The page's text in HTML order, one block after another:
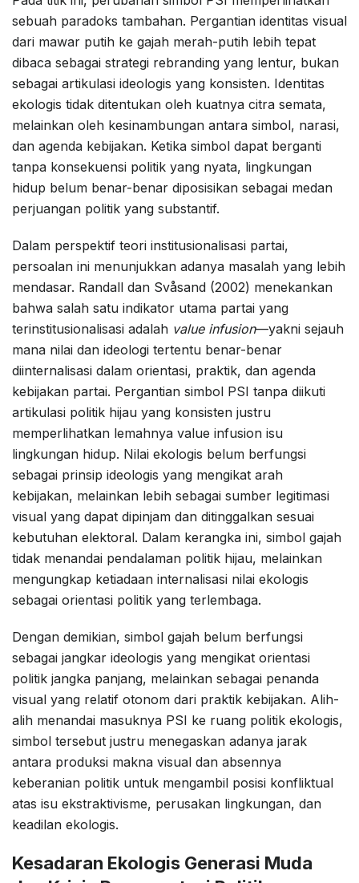
sebuah paradoks tambahan. Pergantian identitas visual
dari mawar putih ke gajah merah-putih lebih tepat
dibaca sebagai strategi rebranding yang lentur, bukan
sebagai artikulasi ideologis yang konsisten. Identitas
ekologis tidak ditentukan oleh kuatnya citra semata,
melainkan oleh kesinambungan antara simbol, narasi,
dan agenda kebijakan. Ketika simbol dapat berganti
tanpa konsekuensi politik yang nyata, lingkungan
hidup belum benar-benar diposisikan sebagai medan
perjuangan politik yang substantif.
Dalam perspektif teori institusionalisasi partai,
persoalan ini menunjukkan adanya masalah yang lebih
mendasar. Randall dan Svåsand (2002) menekankan
bahwa salah satu indikator utama partai yang
terinstitusionalisasi adalah value infusion—yakni sejauh
mana nilai dan ideologi tertentu benar-benar
diinternalisasi dalam orientasi, praktik, dan agenda
kebijakan partai. Pergantian simbol PSI tanpa diikuti
artikulasi politik hijau yang konsisten justru
memperlihatkan lemahnya value infusion isu
lingkungan hidup. Nilai ekologis belum berfungsi
sebagai prinsip ideologis yang mengikat arah
kebijakan, melainkan lebih sebagai sumber legitimasi
visual yang dapat dipinjam dan ditinggalkan sesuai
kebutuhan elektoral. Dalam kerangka ini, simbol gajah
tidak menandai pendalaman politik hijau, melainkan
mengungkap ketiadaan internalisasi nilai ekologis
sebagai orientasi politik yang terlembaga.
Dengan demikian, simbol gajah belum berfungsi
sebagai jangkar ideologis yang mengikat orientasi
politik jangka panjang, melainkan sebagai penanda
visual yang relatif otonom dari praktik kebijakan. Alih-
alih menandai masuknya PSI ke ruang politik ekologis,
simbol tersebut justru menegaskan adanya jarak
antara produksi makna visual dan absennya
keberanian politik untuk mengambil posisi konfliktual
atas isu ekstraktivisme, perusakan lingkungan, dan
keadilan ekologis.
Kesadaran Ekologis Generasi Muda